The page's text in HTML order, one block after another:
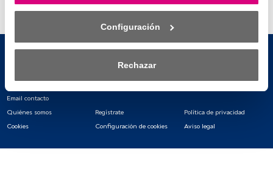
privacidad» que aparece en la parte inferior de la página
la izquierda de la página web). Tus opciones tendrán
saber más, consulta nuestra política de privacidad.
datos para proporcionar:
activamente las características del dispositivo para su
identificación. Almacenar la información en un dispositivo
Configuración
Rechazar
Email contacto
Quiénes somos
Regístrate
Política de privacidad
Cookies
Configuración de cookies Aviso legal